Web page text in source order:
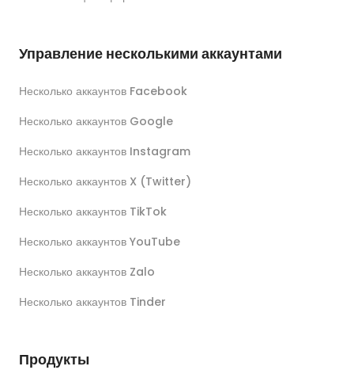
Управление несколькими аккаунтами
Несколько аккаунтов Facebook
Несколько аккаунтов Google
Несколько аккаунтов Instagram
Несколько аккаунтов X (Twitter)
Несколько аккаунтов TikTok
Несколько аккаунтов YouTube
Несколько аккаунтов Zalo
Несколько аккаунтов Tinder
Продукты